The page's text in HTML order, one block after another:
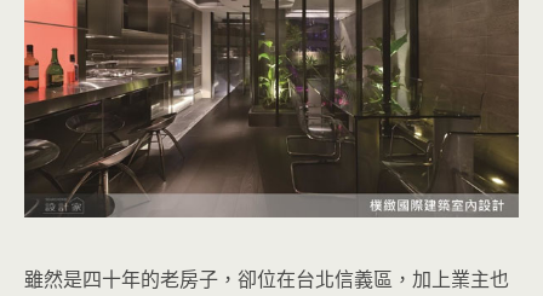
雖然是四十年的老房子，卻位在台北信義區，加上業主也